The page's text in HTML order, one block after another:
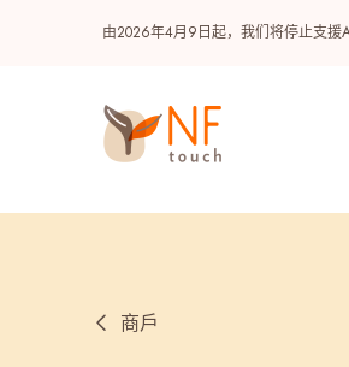
由2026年4月9日起，我们将停止支援
商戶